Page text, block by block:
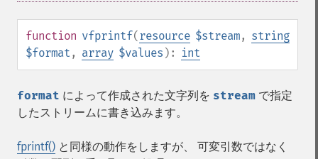
function vfprintf(resource $stream, string
$format , array $values ): int
format によって作成された文字列を stream で指定
したストリームに書き込みます。
fprintf() と同様の動作をしますが、 可変引数ではなく